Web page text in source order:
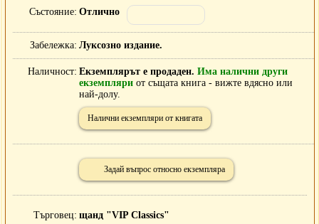
Състояние Отлично
Забележка Луксозно издание.
Наличност Екземплярът е продаден. Има налични други
екземпляри от същата книга - вижте вдясно или
най-долу.
Налични екземпляри от книгата
Задай въпрос относно екземпляра
Търговец щанд "VIP Classics"